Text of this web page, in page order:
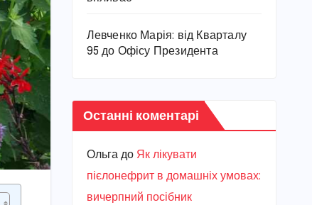
Левченко Марія: від Кварталу
95 до Офісу Президента
Останні коментарі
Ольгадо Як лікувати
пієлонефрит в домашніх умовах:
вичерпний посібник